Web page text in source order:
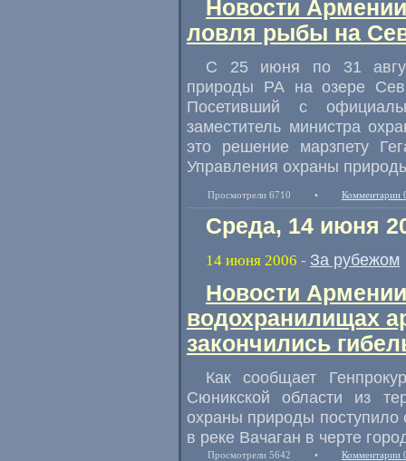
Новости
ловля рыбы на
С 25 июня по 31
природы РА на озере
Посетивший с
заместитель министра
это решение марзпету
Управления охраны
Просмотрели 6710 • Комментарии
Среда, 14 июня
14 июня 2006 - За рубежом
Новости
водохранилищах
закончились
Как сообщает
Сюникской области из
охраны природы
в реке Вачаган в черте
Просмотрели 5642 • Комментарии